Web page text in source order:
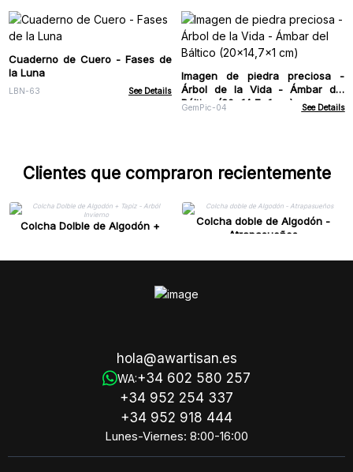
Cuaderno de Cuero - Fases de
la Luna
LBN-63 See Details
Imagen de piedra preciosa -
Árbol de la Vida - Ámbar del
Báltico (20x14,7x1 cm)
GemPic-04 See Details
Clientes que compraron recientemente
Colcha Dolble de Algodón +
Colcha doble de Algodón -
Atrapasueños
hola@awartisan.es
WA:+34 602 580 257
+34 952 254 337
+34 952 918 444
Lunes-Viernes: 8:00-16:00